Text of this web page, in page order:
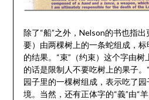
除了“船”之外，Nelson的书也指出
要）由两棵树上的一条蛇组成，
的结果。“束”（约束）这个字由
的话是限制人不要吃树上的果子。
园子里的一棵树组成，表示吃了
境。当然，还有正体字的“義”由“